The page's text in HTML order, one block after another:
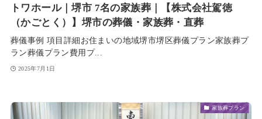
トワホール｜堺市 7名の家族葬｜【株式会社駕徳
（かごとく）】堺市の葬儀・家族葬・直葬
葬儀事例 項目詳細お住まいの地域堺市堺区葬儀プラン家族葬プ
ラン葬儀プラン費用プ...
2025年7月1日
家族葬プラン